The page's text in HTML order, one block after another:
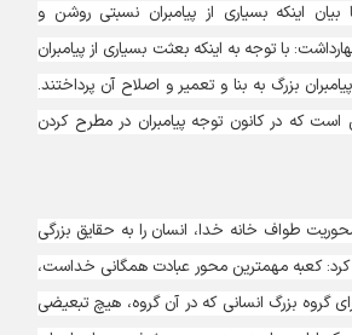
اینکه بسیاری از پیامبران نسبتی روشن و
با توجه به اینکه بعثت بسیاری از پیامبران
بزرگ به بنا و تعمیر و اصلاح آن پرداختند.
که در کانون توجه پیامبران در مطرح کردن
طواف خانه خدا، انسان را به حقایق بزرگی
کعبه مهمترین محور عبادت همگانی خداست،
بزرگ انسانی که در آن گروه، هیچ تبعیضی